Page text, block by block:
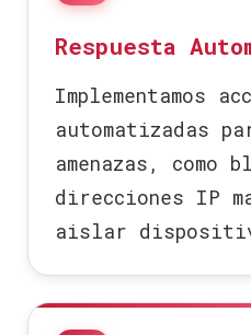
Respuesta
Implementamos
automatizadas
amenazas, como
direcciones IP
aislar